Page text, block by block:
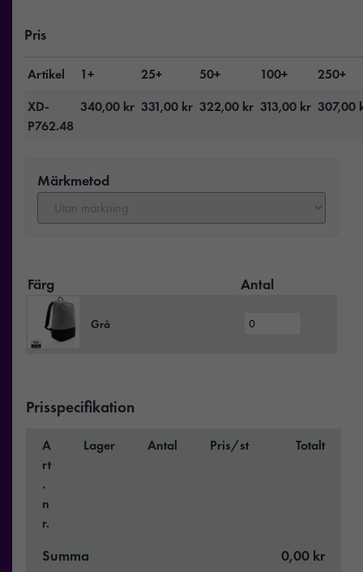
Pris
Artikel 1+ 25+ 50+ 100+
250+
XD-
P762.48
340,00 kr 331,00 kr 322,00 kr 313,00 kr 307,00
Märkmetod
Färg Antal
Grå
Prisspecifikation
A
rt
.
n
r.
Lager Antal Pris/st Totalt
Summa 0,00 kr